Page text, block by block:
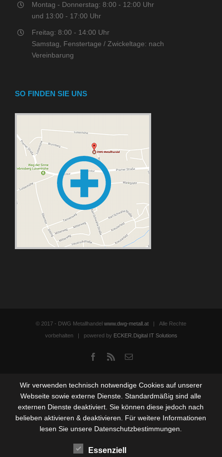
Montag - Donnerstag: 8:00 - 12:00 Uhr
und 13:00 - 17:00 Uhr
Freitag: 8:00 - 14:00 Uhr
Samstag, Fenstertage / Zwickeltage: nach
Vereinbarung
SO FINDEN SIE UNS
© 2017 - DWG Metallhandel www.dwg-metall.at | Alle Rechte
vorbehalten | powered by ECKER.Digital IT Solutions
Facebook
Rss Email
Wir verwenden technisch notwendige Cookies auf unserer
Webseite sowie externe Dienste. Standardmäßig sind alle
externen Dienste deaktiviert. Sie können diese jedoch nach
belieben aktivieren & deaktivieren. Für weitere Informationen
lesen Sie unsere Datenschutzbestimmungen.
Essenziell